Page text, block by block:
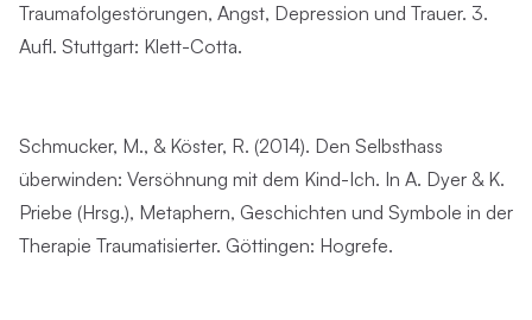
Traumafolgestörungen, Angst, Depression und Trauer. 3.
Aufl. Stuttgart: Klett-Cotta.
Schmucker, M., & Köster, R. (2014). Den Selbsthass
überwinden: Versöhnung mit dem Kind-Ich. In A. Dyer & K.
Priebe (Hrsg.), Metaphern, Geschichten und Symbole in der
Therapie Traumatisierter. Göttingen: Hogrefe.